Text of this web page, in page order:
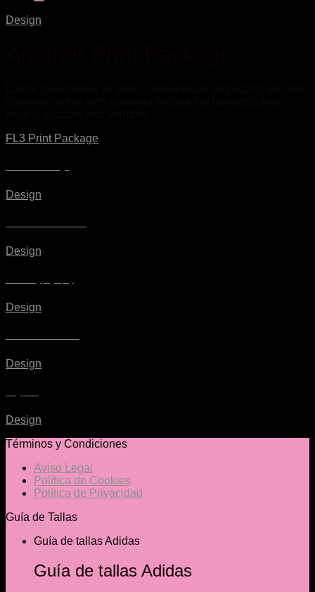
Design
FL3 Print Package
Design
Design
Design
Design
Design
Términos y Condiciones
Aviso Legal
Política de Cookies
Política de Privacidad
Guía de Tallas
Guía de tallas Adidas
Guía de tallas Adidas